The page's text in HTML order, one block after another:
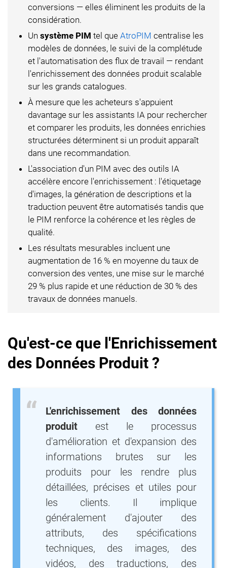
conversions — elles éliminent les produits de la
considération.
Un système PIM tel que AtroPIM centralise les
modèles de données, le suivi de la complétude
et l'automatisation des flux de travail — rendant
l'enrichissement des données produit scalable
sur les grands catalogues.
À mesure que les acheteurs s'appuient
davantage sur les assistants IA pour rechercher
et comparer les produits, les données enrichies
structurées déterminent si un produit apparaît
dans une recommandation.
L'association d'un PIM avec des outils IA
accélère encore l'enrichissement : l'étiquetage
d'images, la génération de descriptions et la
traduction peuvent être automatisés tandis que
le PIM renforce la cohérence et les règles de
qualité.
Les résultats mesurables incluent une
augmentation de 16 % en moyenne du taux de
conversion des ventes, une mise sur le marché
29 % plus rapide et une réduction de 30 % des
travaux de données manuels.
Qu'est-ce que l'Enrichissement
des Données Produit ?
L'enrichissement des données
produit est le processus
d'amélioration et d'expansion des
informations brutes sur les
produits pour les rendre plus
détaillées, précises et utiles pour
les clients. Il implique
généralement d'ajouter des
attributs, des spécifications
techniques, des images, des
vidéos, des traductions, des